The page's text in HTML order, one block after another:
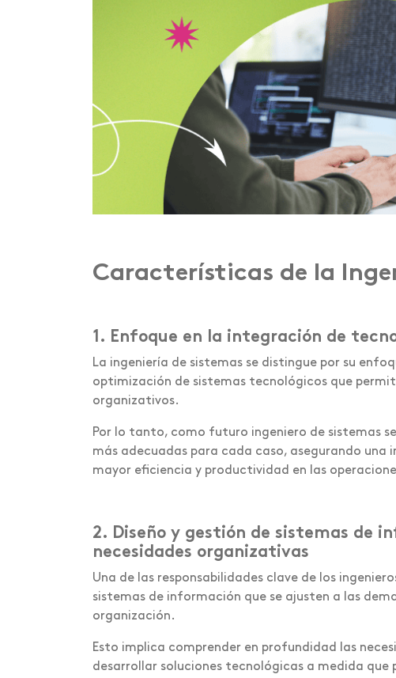
Características de la
1. Enfoque en la integración de
La ingeniería de sistemas se distingue por su
optimización de sistemas tecnológicos que
organizativos.
Por lo tanto, como futuro ingeniero de sistemas
más adecuadas para cada caso, asegurando
mayor eficiencia y productividad en las
2. Diseño y gestión de sistemas de
necesidades organizativas
Una de las responsabilidades clave de los
sistemas de información que se ajusten a las
organización.
Esto implica comprender en profundidad las
desarrollar soluciones tecnológicas a medida